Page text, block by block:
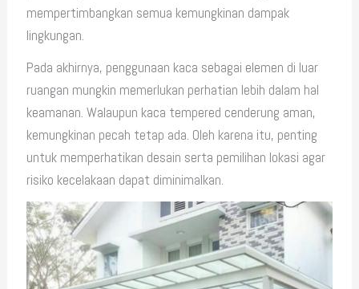
mempertimbangkan semua kemungkinan dampak
lingkungan.
Pada akhirnya, penggunaan kaca sebagai elemen di luar
ruangan mungkin memerlukan perhatian lebih dalam hal
keamanan. Walaupun kaca tempered cenderung aman,
kemungkinan pecah tetap ada. Oleh karena itu, penting
untuk memperhatikan desain serta pemilihan lokasi agar
risiko kecelakaan dapat diminimalkan.